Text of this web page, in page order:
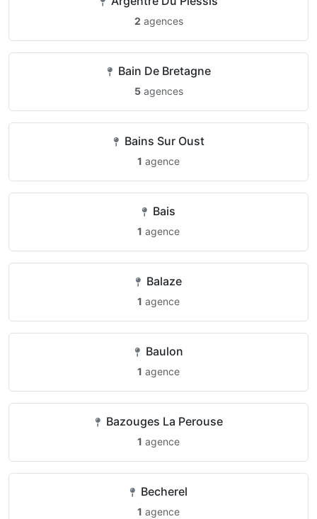
2 agences
Bain De Bretagne
5agences
Bains Sur Oust
1 agence
Bais
1 agence
Balaze
1 agence
Baulon
1 agence
Bazouges La Perouse
1 agence
Becherel
1 agence